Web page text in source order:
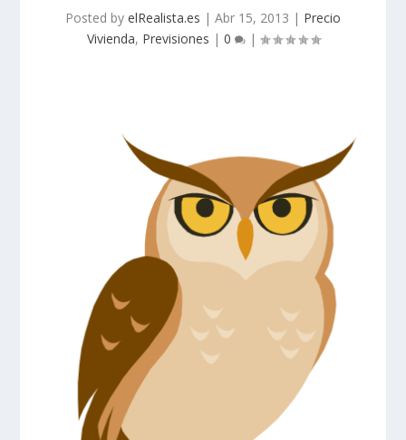
Posted by elRealista.es | Abr 15, 2013 | Precio
Vivienda, Previsiones | 0 |